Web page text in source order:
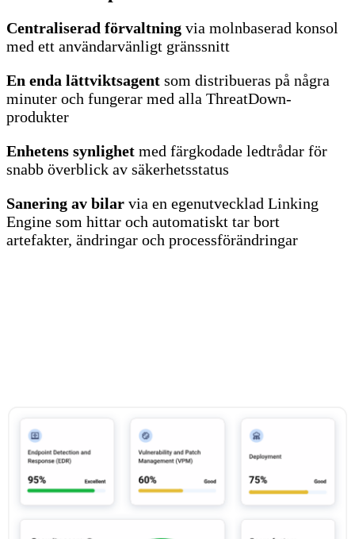
Centraliserad förvaltning via molnbaserad konsol
med ett användarvänligt gränssnitt
En enda lättviktsagent som distribueras på några
minuter och fungerar med alla ThreatDown-
produkter
Enhetens synlighet med färgkodade ledtrådar för
snabb överblick av säkerhetsstatus
Sanering av bilar via en egenutvecklad Linking
Engine som hittar och automatiskt tar bort
artefakter, ändringar och processförändringar